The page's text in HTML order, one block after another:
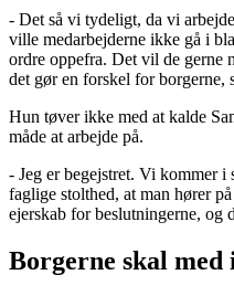
- Det så vi tydeligt, da vi
ville medarbejderne ikke gå i
ordre oppefra. Det vil de gerne
det gør en forskel for borgerne,
Hun tøver ikke med at kalde
måde at arbejde på.
- Jeg er begejstret. Vi kommer i
faglige stolthed, at man hører
ejerskab for beslutningerne, og
Borgerne skal med